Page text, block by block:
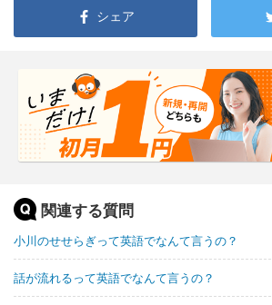
シェア
関連する質問
小川のせせらぎって英語でなんて言うの？
話が流れるって英語でなんて言うの？